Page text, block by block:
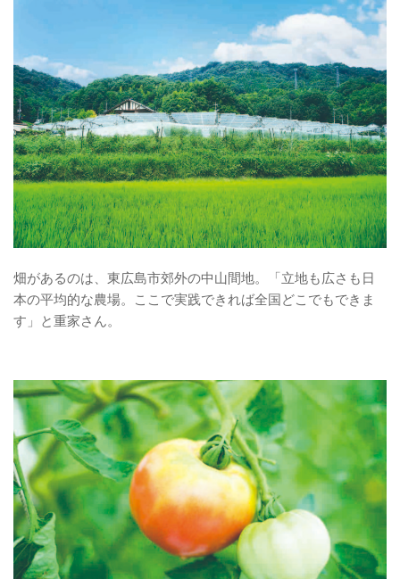
畑があるのは、東広島市郊外の中山間地。「立地も広さも日
本の平均的な農場。ここで実践できれば全国どこでもできま
す」と重家さん。